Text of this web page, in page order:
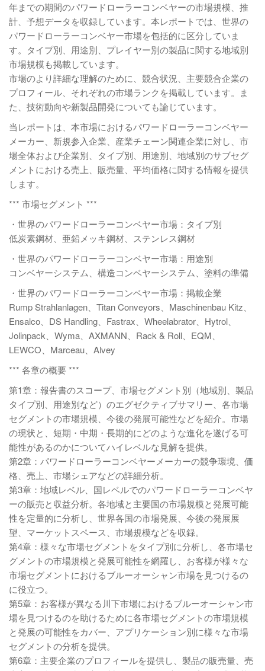
年までの期間のパワードローラーコンベヤーの市場規模、推
計、予想データを収録しています。本レポートでは、世界の
パワードローラーコンベヤー市場を包括的に区分していま
す。タイプ別、用途別、プレイヤー別の製品に関する地域別
市場規模も掲載しています。
市場のより詳細な理解のために、競合状況、主要競合企業の
プロフィール、それぞれの市場ランクを掲載しています。ま
た、技術動向や新製品開発についても論じています。
当レポートは、本市場におけるパワードローラーコンベヤー
メーカー、新規参入企業、産業チェーン関連企業に対し、市
場全体および企業別、タイプ別、用途別、地域別のサブセグ
メントにおける売上、販売量、平均価格に関する情報を提供
します。
*** 市場セグメント ***
・世界のパワードローラーコンベヤー市場：タイプ別
低炭素鋼材、亜鉛メッキ鋼材、ステンレス鋼材
・世界のパワードローラーコンベヤー市場：用途別
コンベヤーシステム、構造コンベヤーシステム、塗料の準備
・世界のパワードローラーコンベヤー市場：掲載企業
Rump Strahlanlagen、Titan Conveyors、Maschinenbau Kitz、
Ensalco、DS Handling、Fastrax、Wheelabrator、Hytrol、
Jolinpack、Wyma、AXMANN、Rack & Roll、EQM、
LEWCO、Marceau、Alvey
*** 各章の概要 ***
第1章：報告書のスコープ、市場セグメント別（地域別、製品
タイプ別、用途別など）のエグゼクティブサマリー、各市場
セグメントの市場規模、今後の発展可能性などを紹介。市場
の現状と、短期・中期・長期的にどのような進化を遂げる可
能性があるのかについてハイレベルな見解を提供。
第2章：パワードローラーコンベヤーメーカーの競争環境、価
格、売上、市場シェアなどの詳細分析。
第3章：地域レベル、国レベルでのパワードローラーコンベヤ
ーの販売と収益分析。各地域と主要国の市場規模と発展可能
性を定量的に分析し、世界各国の市場発展、今後の発展展
望、マーケットスペース、市場規模などを収録。
第4章：様々な市場セグメントをタイプ別に分析し、各市場セ
グメントの市場規模と発展可能性を網羅し、お客様が様々な
市場セグメントにおけるブルーオーシャン市場を見つけるの
に役立つ。
第5章：お客様が異なる川下市場におけるブルーオーシャン市
場を見つけるのを助けるために各市場セグメントの市場規模
と発展の可能性をカバー、アプリケーション別に様々な市場
セグメントの分析を提供。
第6章：主要企業のプロフィールを提供し、製品の販売量、売